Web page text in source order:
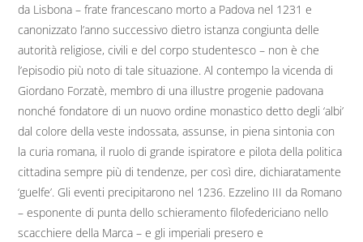
da Lisbona – frate francescano morto a Padova nel 1231 e
canonizzato l’anno successivo dietro istanza congiunta delle
autorità religiose, civili e del corpo studentesco – non è che
l’episodio più noto di tale situazione. Al contempo la vicenda di
Giordano Forzatè, membro di una illustre progenie padovana
nonché fondatore di un nuovo ordine monastico detto degli ‘albi’
dal colore della veste indossata, assunse, in piena sintonia con
la curia romana, il ruolo di grande ispiratore e pilota della politica
cittadina sempre più di tendenze, per così dire, dichiaratamente
‘guelfe’. Gli eventi precipitarono nel 1236. Ezzelino III da Romano
– esponente di punta dello schieramento filofedericiano nello
scacchiere della Marca – e gli imperiali presero e